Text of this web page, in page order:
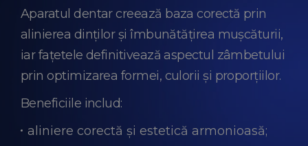
Aparatul dentar creează baza corectă prin
alinierea dinților și îmbunătățirea mușcăturii,
iar fațetele definitivează aspectul zâmbetului
prin optimizarea formei, culorii și proporțiilor.
Beneficiile includ:
aliniere corectă și estetică armonioasă;